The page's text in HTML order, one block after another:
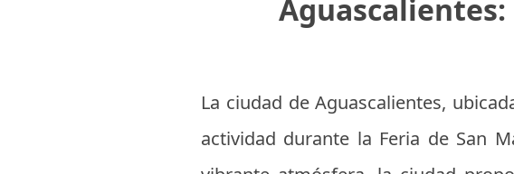
Aguascalientes:
La ciudad de Aguascalientes,
actividad durante la Feria de San